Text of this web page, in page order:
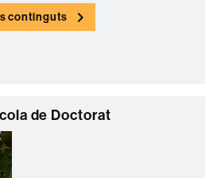
continguts
de Doctorat